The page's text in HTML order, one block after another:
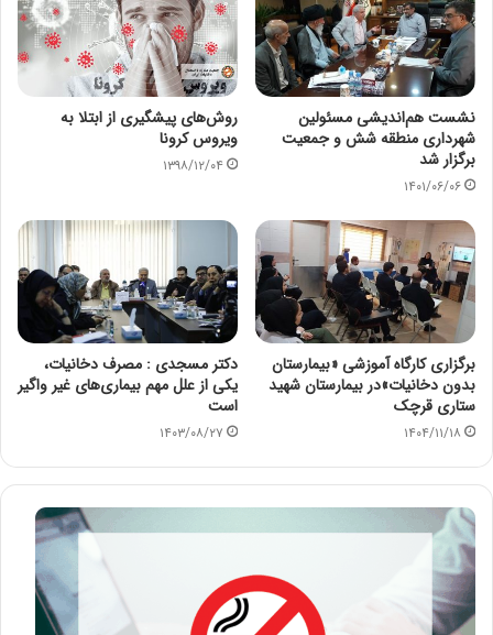
نشست هم‌اندیشی مسئولین
شهرداری منطقه شش و جمعیت
برگزار شد
۱۴۰۱/۰۶/۰۶
روش‌های پیشگیری از ابتلا به
ویروس کرونا
۱۳۹۸/۱۲/۰۴
برگزاری کارگاه آموزشی «بیمارستان
بدون دخانیات»در بیمارستان شهید
ستاری قرچک
۱۴۰۴/۱۱/۱۸
دکتر مسجدی : مصرف دخانیات،
یکی از علل مهم بیماری‌های غیر واگیر
است
۱۴۰۳/۰۸/۲۷